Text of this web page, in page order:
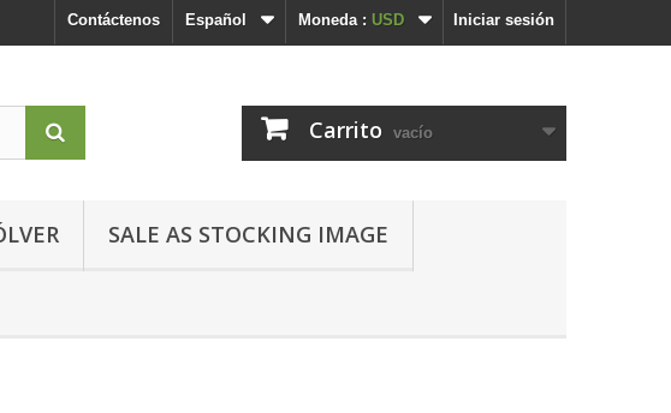
Iniciar sesión
Moneda : USD
Español
Contáctenos
Carrito vacío
SALE AS STOCKING IMAGE